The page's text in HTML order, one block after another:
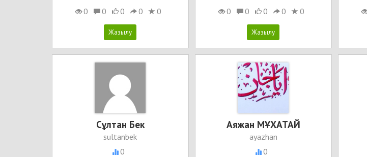
0
0 0 0 0
0
0 0 0 0
Сұлтан Бек
sultanbek
0
Аяжан МҰХАТАЙ
ayazhan
0